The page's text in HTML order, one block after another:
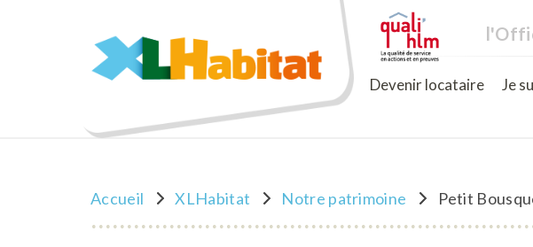
XLHabitat Devenir locataire Je
Accueil XLHabitat Notre patrimoine Petit